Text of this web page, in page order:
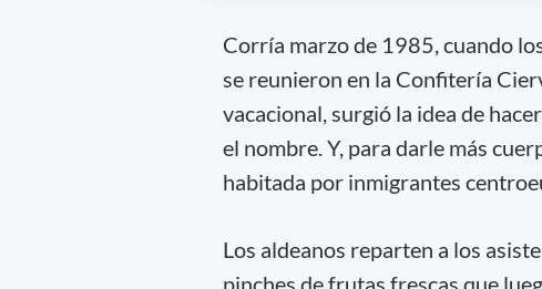
Corría marzo de 1985, cuando
se reunieron en la Confitería
vacacional, surgió la idea de
el nombre. Y, para darle más
habitada por inmigrantes
Los aldeanos reparten a los